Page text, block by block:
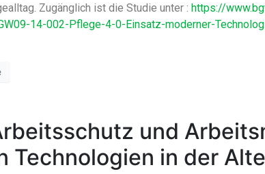
Zugänglich ist die Studie unter : https://
14-002-Pflege-4-0-Einsatz-moderner-
und
Technologien in der